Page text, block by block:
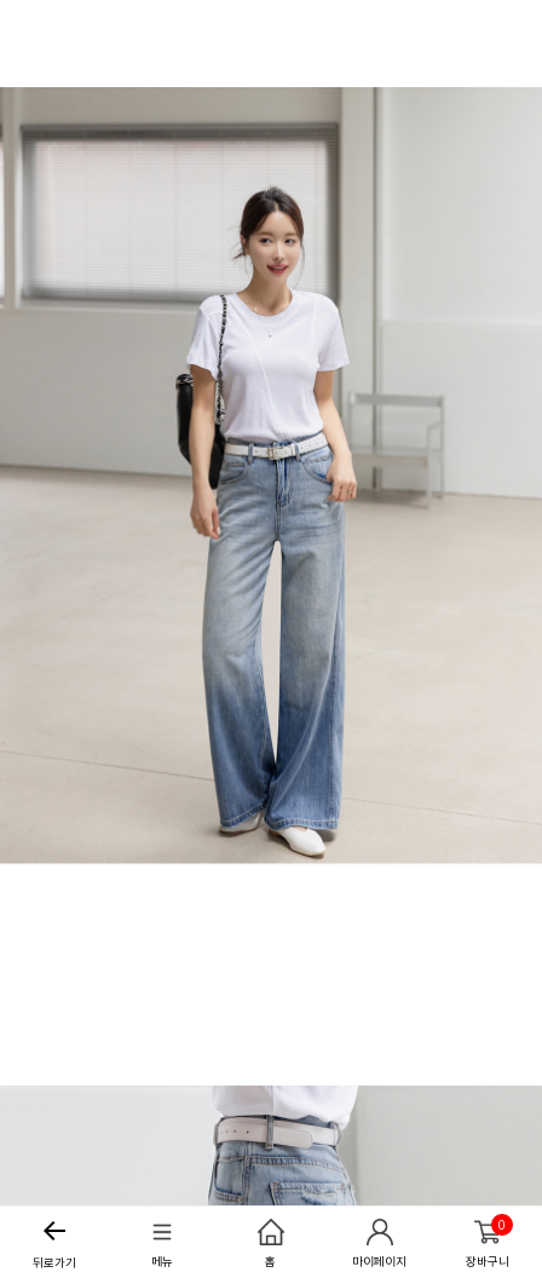
뒤로가기 메뉴 홈 마이페이지
0
장바구니